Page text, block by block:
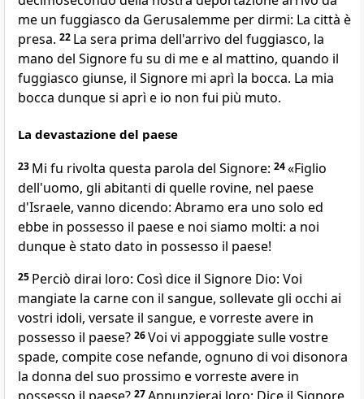
me un fuggiasco da Gerusalemme per dirmi: La città è
presa. 22 La sera prima dell'arrivo del fuggiasco, la
mano del Signore fu su di me e al mattino, quando il
fuggiasco giunse, il Signore mi aprì la bocca. La mia
bocca dunque si aprì e io non fui più muto.
La devastazione del paese
23 Mi fu rivolta questa parola del Signore: 24«Figlio
dell'uomo, gli abitanti di quelle rovine, nel paese
d'Israele, vanno dicendo: Abramo era uno solo ed
ebbe in possesso il paese e noi siamo molti: a noi
dunque è stato dato in possesso il paese!
25 Perciò dirai loro: Così dice il Signore Dio: Voi
mangiate la carne con il sangue, sollevate gli occhi ai
vostri idoli, versate il sangue, e vorreste avere in
possesso il paese? 26Voi vi appoggiate sulle vostre
spade, compite cose nefande, ognuno di voi disonora
la donna del suo prossimo e vorreste avere in
27